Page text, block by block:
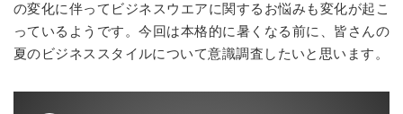
の変化に伴ってビジネスウエアに関するお悩みも変化が起こ
っているようです。今回は本格的に暑くなる前に、皆さんの
夏のビジネススタイルについて意識調査したいと思います。